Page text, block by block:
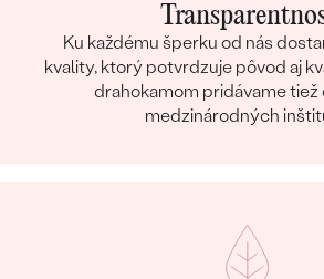
Ku každému šperku od nás
kvality, ktorý potvrdzuje pôvod aj
drahokamom pridávame
medzinárodných